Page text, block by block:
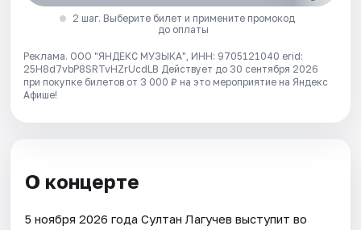
2 шаг. Выберите билет и примените промокод
до оплаты
Реклама. ООО "ЯНДЕКС МУЗЫКА", ИНН: 9705121040 erid:
25H8d7vbP8SRTvHZrUcdLB Действует до 30 сентября 2026
при покупке билетов от 3 000 ₽ на это мероприятие на Яндекс
Афише!
О концерте
5 ноября 2026 года Султан Лагучев выступит во